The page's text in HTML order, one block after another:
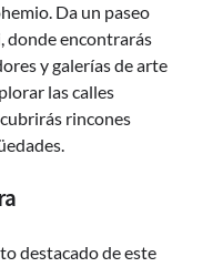
Da un paseo
donde encontrarás
y galerías de arte
las calles
rincones
destacado de este